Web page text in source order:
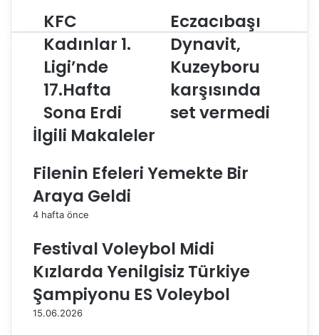
K
F
C
K
ı
n
l
r
1
L
i
d
e
KFC
Kadınlar 1.
Ligi’nde
17.Hafta
Sona Erdi
E
c
z
a
b
a
y
t
,
u
Eczacıbaşı
Dynavit,
Kuzeyboru
karşısında
set vermedi
İlgili Makaleler
Filenin Efeleri Yemekte Bir
Araya Geldi
4 hafta önce
Festival Voleybol Midi
Kızlarda Yenilgisiz Türkiye
Şampiyonu ES Voleybol
15.06.2026